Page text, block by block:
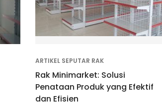
ARTIKEL SEPUTAR RAK
Rak Minimarket: Solusi
Penataan Produk yang Efektif
dan Efisien